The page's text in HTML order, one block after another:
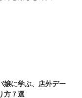
嬢に学ぶ、店外デー
方７選